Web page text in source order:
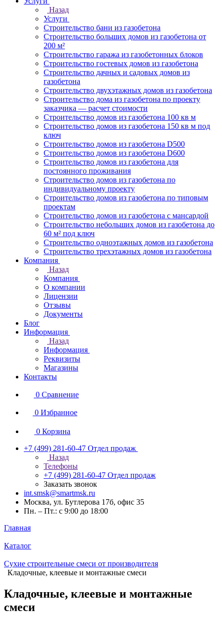
Назад
Услуги
Строительство бани из газобетона
Строительство больших домов из газобетона от
200 м²
Строительство гаража из газобетонных блоков
Строительство гостевых домов из газобетона
Строительство дачных и садовых домов из
газобетона
Строительство двухэтажных домов из газобетона
Строительство дома из газобетона по проекту
заказчика — расчет стоимости
Строительство домов из газобетона 100 кв м
Строительство домов из газобетона 150 кв м под
ключ
Строительство домов из газобетона D500
Строительство домов из газобетона D600
Строительство домов из газобетона для
постоянного проживания
Строительство домов из газобетона по
индивидуальному проекту
Строительство домов из газобетона по типовым
проектам
Строительство домов из газобетона с мансардой
Строительство небольших домов из газобетона до
60 м² под ключ
Строительство одноэтажных домов из газобетона
Строительство трехэтажных домов из газобетона
Компания
Назад
Компания
О компании
Лицензии
Отзывы
Документы
Блог
Информация
Назад
Информация
Реквизиты
Магазины
Контакты
0 Сравнение
0 Избранное
0 Корзина
+7 (499) 281-60-47 Отдел продаж
Назад
Телефоны
+7 (499) 281-60-47 Отдел продаж
Заказать звонок
int.smsk@smartmsk.ru
Москва, ул. Бутлерова 17б, офис 35
Пн. – Пт.: с 9:00 до 18:00
Главная
Каталог
Сухие строительные смеси от производителя
Кладочные, клеевые и монтажные смеси
Кладочные, клеевые и монтажные
смеси